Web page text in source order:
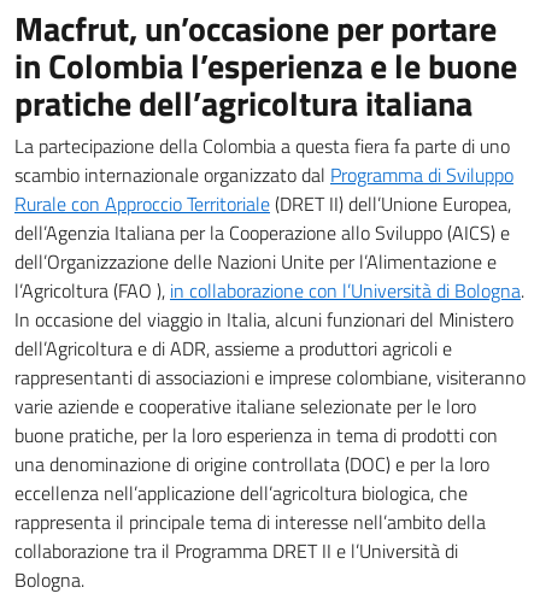
Macfrut, un’occasione per portare
in Colombia l’esperienza e le buone
pratiche dell’agricoltura italiana
La partecipazione della Colombia a questa fiera fa parte di uno
scambio internazionale organizzato dal Programma di Sviluppo
Rurale con Approccio Territoriale(DRET II) dell’Unione Europea,
dell’Agenzia Italiana per la Cooperazione allo Sviluppo (AICS) e
dell’Organizzazione delle Nazioni Unite per l’Alimentazione e
l’Agricoltura (FAO ), in collaborazione con l’Università di Bologna.
In occasione del viaggio in Italia, alcuni funzionari del Ministero
dell’Agricoltura e di ADR, assieme a produttori agricoli e
rappresentanti di associazioni e imprese colombiane, visiteranno
varie aziende e cooperative italiane selezionate per le loro
buone pratiche, per la loro esperienza in tema di prodotti con
una denominazione di origine controllata (DOC) e per la loro
eccellenza nell’applicazione dell’agricoltura biologica, che
rappresenta il principale tema di interesse nell’ambito della
collaborazione tra il Programma DRET II e l’Università di
Bologna.